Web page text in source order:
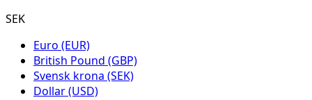
SEK
Euro (EUR)
British Pound (GBP)
Svensk krona (SEK)
Dollar (USD)